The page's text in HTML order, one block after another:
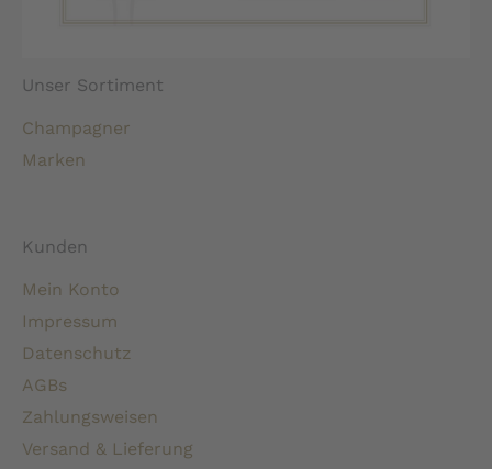
Unser Sortiment
Champagner
Marken
Kunden
Mein Konto
Impressum
Datenschutz
AGBs
Zahlungsweisen
Versand & Lieferung